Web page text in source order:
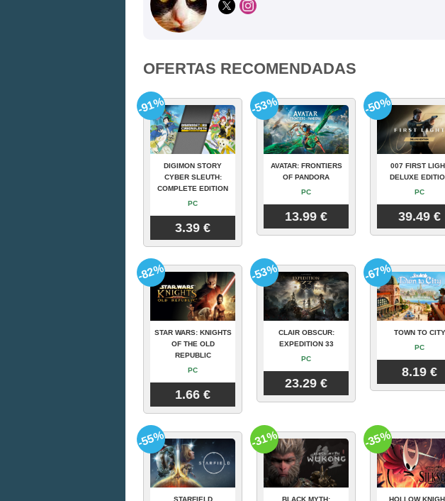
OFERTAS RECOMENDADAS
DIGIMON STORY
CYBER SLEUTH:
COMPLETE EDITION
PC
3.39 €
-91%
AVATAR: FRONTIERS
OF PANDORA
PC
13.99 €
-53%
007 FIRST
DELUXE
PC
39.49 €
-50%
STAR WARS: KNIGHTS
OF THE OLD
REPUBLIC
PC
1.66 €
-82%
CLAIR OBSCUR:
EXPEDITION 33
PC
23.29 €
-53%
TOWN TO CITY
PC
8.19 €
-67%
STARFIELD
-55%
BLACK MYTH:
-31%
HOLLOW
-35%